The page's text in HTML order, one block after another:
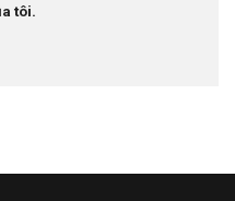
tôi.